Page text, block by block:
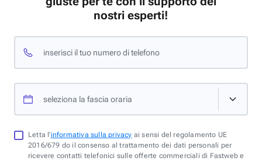
nostri esperti!
inserisci il tuo numero di telefono
seleziona la fascia oraria
Letta l'informativa sulla privacy ai sensi del regolamento UE
2016/679 do il consenso al trattamento dei dati personali per
ricevere contatti telefonici sulle offerte commerciali di Fastweb e